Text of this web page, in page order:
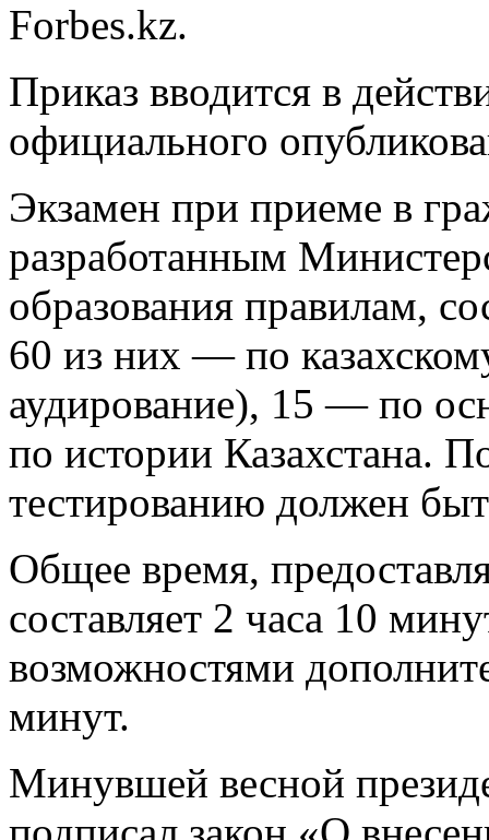
Forbes.kz.
Приказ вводится в
официального
Экзамен при приеме в
разработанным
образования правилам,
60 из них — по
аудирование), 15 — по
по истории Казахстана.
тестированию должен
Общее время,
составляет 2 часа 10
возможностями
минут.
Минувшей весной